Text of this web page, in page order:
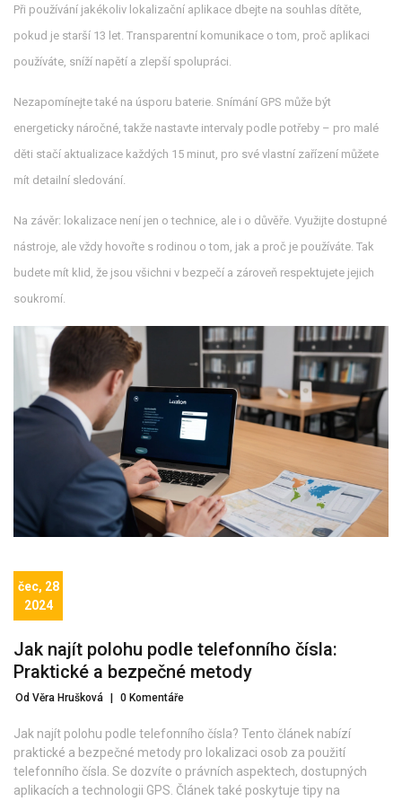
Při používání jakékoliv lokalizační aplikace dbejte na souhlas dítěte,
pokud je starší 13 let. Transparentní komunikace o tom, proč aplikaci
používáte, sníží napětí a zlepší spolupráci.
Nezapomínejte také na úsporu baterie. Snímání GPS může být
energeticky náročné, takže nastavte intervaly podle potřeby – pro malé
děti stačí aktualizace každých 15 minut, pro své vlastní zařízení můžete
mít detailní sledování.
Na závěr: lokalizace není jen o technice, ale i o důvěře. Využijte dostupné
nástroje, ale vždy hovořte s rodinou o tom, jak a proč je používáte. Tak
budete mít klid, že jsou všichni v bezpečí a zároveň respektujete jejich
soukromí.
čec, 28
2024
Jak najít polohu podle telefonního čísla:
Praktické a bezpečné metody
Od Věra Hrušková 0 Komentáře
Jak najít polohu podle telefonního čísla? Tento článek nabízí
praktické a bezpečné metody pro lokalizaci osob za použití
telefonního čísla. Se dozvíte o právních aspektech, dostupných
aplikacích a technologii GPS. Článek také poskytuje tipy na